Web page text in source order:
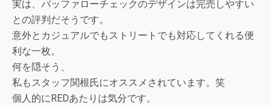
実は、バッファローチェックのデザインは完売しやすい
との評判だそうです。
意外とカジュアルでもストリートでも対応してくれる便
利な一枚。
何を隠そう、
私もスタッフ関根氏にオススメされています。笑
個人的にREDあたりは気分です。